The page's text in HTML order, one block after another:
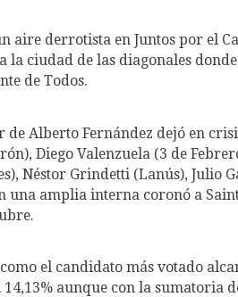
aire derrotista en Juntos por el
la ciudad de las diagonales
de Todos.
Alberto Fernández dejó en
Diego Valenzuela (3 de
Néstor Grindetti (Lanús), Julio
una amplia interna coronó a
el candidato más votado
aunque con la sumatoria